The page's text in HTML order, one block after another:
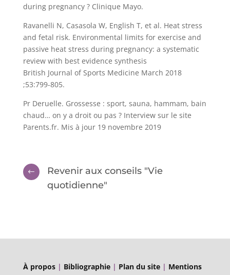
during pregnancy ? Clinique Mayo.
Ravanelli N, Casasola W, English T, et al. Heat stress
and fetal risk. Environmental limits for exercise and
passive heat stress during pregnancy: a systematic
review with best evidence synthesis
British Journal of Sports Medicine March 2018
;53:799-805.
Pr Deruelle. Grossesse : sport, sauna, hammam, bain
chaud… on y a droit ou pas ? Interview sur le site
Parents.fr. Mis à jour 19 novembre 2019
#
Revenir aux conseils "Vie
quotidienne"
À propos| Bibliographie| Plan du site| Mentions